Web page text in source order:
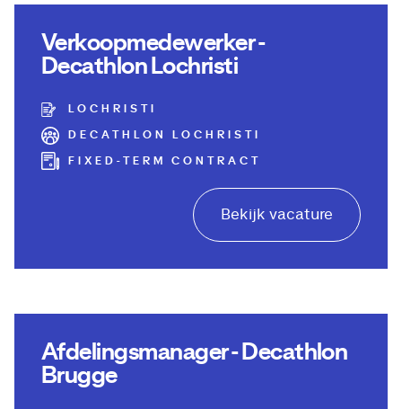
Verkoopmedewerker -
Decathlon Lochristi
LOCHRISTI
DECATHLON LOCHRISTI
FIXED-TERM CONTRACT
Bekijk vacature
Afdelingsmanager - Decathlon
Brugge